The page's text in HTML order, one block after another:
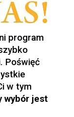
program
Poświęć
w tym
wybór jest